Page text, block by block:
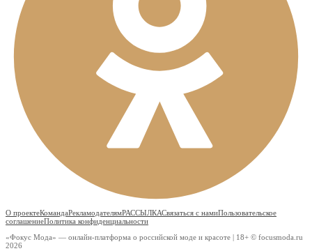
О проектеКомандаРекламодателямРАССЫЛКАСвязаться с намиПользовательское
соглашениеПолитика конфиденциальности
«Фокус Мода» — онлайн-платформа о российской моде и красоте | 18+ © focusmoda.ru
2026